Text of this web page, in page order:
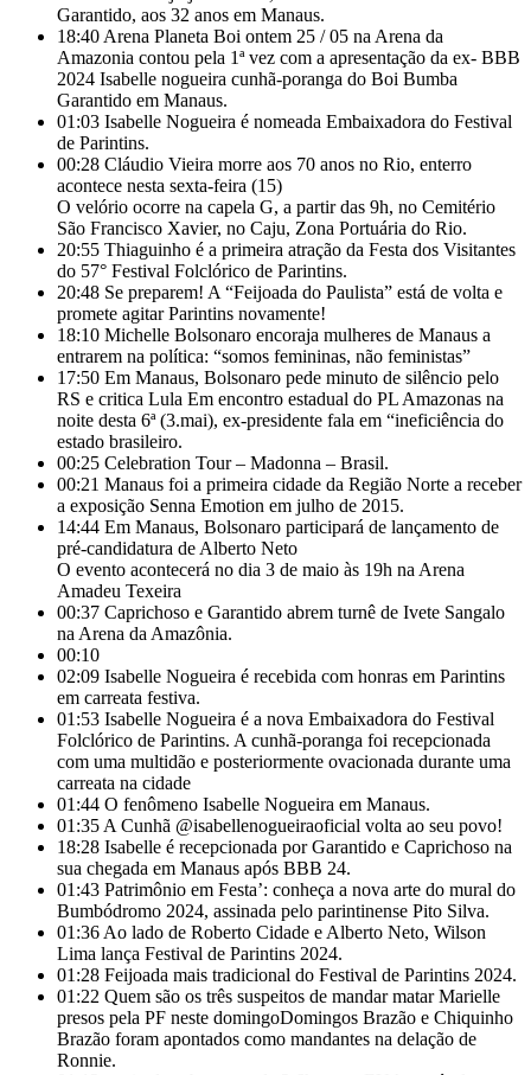
Garantido, aos 32 anos em Manaus.
18:40 Arena Planeta Boi ontem 25 / 05 na Arena da
Amazonia contou pela 1ª vez com a apresentação da ex- BBB
2024 Isabelle nogueira cunhã-poranga do Boi Bumba
Garantido em Manaus.
01:03 Isabelle Nogueira é nomeada Embaixadora do Festival
de Parintins.
00:28 Cláudio Vieira morre aos 70 anos no Rio, enterro
acontece nesta sexta-feira (15)
O velório ocorre na capela G, a partir das 9h, no Cemitério
São Francisco Xavier, no Caju, Zona Portuária do Rio.
20:55 Thiaguinho é a primeira atração da Festa dos Visitantes
do 57° Festival Folclórico de Parintins.
20:48 Se preparem! A “Feijoada do Paulista” está de volta e
promete agitar Parintins novamente!
18:10 Michelle Bolsonaro encoraja mulheres de Manaus a
entrarem na política: “somos femininas, não feministas”
17:50 Em Manaus, Bolsonaro pede minuto de silêncio pelo
RS e critica Lula Em encontro estadual do PL Amazonas na
noite desta 6ª (3.mai), ex-presidente fala em “ineficiência do
estado brasileiro.
00:25 Celebration Tour – Madonna – Brasil.
00:21 Manaus foi a primeira cidade da Região Norte a receber
a exposição Senna Emotion em julho de 2015.
14:44 Em Manaus, Bolsonaro participará de lançamento de
pré-candidatura de Alberto Neto
O evento acontecerá no dia 3 de maio às 19h na Arena
Amadeu Texeira
00:37 Caprichoso e Garantido abrem turnê de Ivete Sangalo
na Arena da Amazônia.
00:10
02:09 Isabelle Nogueira é recebida com honras em Parintins
em carreata festiva.
01:53 Isabelle Nogueira é a nova Embaixadora do Festival
Folclórico de Parintins. A cunhã-poranga foi recepcionada
com uma multidão e posteriormente ovacionada durante uma
carreata na cidade
01:44 O fenômeno Isabelle Nogueira em Manaus.
01:35 A Cunhã @isabellenogueiraoficial volta ao seu povo!
18:28 Isabelle é recepcionada por Garantido e Caprichoso na
sua chegada em Manaus após BBB 24.
01:43 Patrimônio em Festa’: conheça a nova arte do mural do
Bumbódromo 2024, assinada pelo parintinense Pito Silva.
01:36 Ao lado de Roberto Cidade e Alberto Neto, Wilson
Lima lança Festival de Parintins 2024.
01:28 Feijoada mais tradicional do Festival de Parintins 2024.
01:22 Quem são os três suspeitos de mandar matar Marielle
presos pela PF neste domingoDomingos Brazão e Chiquinho
Brazão foram apontados como mandantes na delação de
Ronnie.